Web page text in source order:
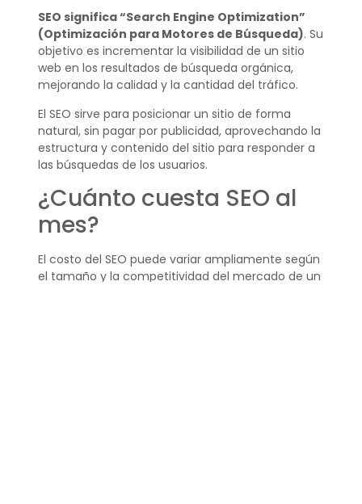
SEO significa “Search Engine Optimization”
(Optimización para Motores de Búsqueda). Su
objetivo es incrementar la visibilidad de un sitio
web en los resultados de búsqueda orgánica,
mejorando la calidad y la cantidad del tráfico.
El SEO sirve para posicionar un sitio de forma
natural, sin pagar por publicidad, aprovechando la
estructura y contenido del sitio para responder a
las búsquedas de los usuarios.
¿Cuánto cuesta SEO al
mes?
El costo del SEO puede variar ampliamente según
el tamaño y la competitividad del mercado de un